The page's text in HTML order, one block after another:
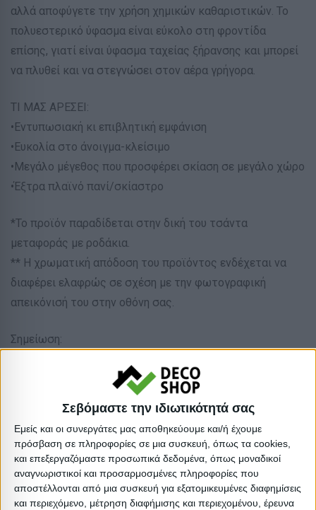
Σεβόμαστε την ιδιωτικότητά σας
Εμείς και οι συνεργάτες μας αποθηκεύουμε και/ή έχουμε
πρόσβαση σε πληροφορίες σε μια συσκευή, όπως τα cookies,
και επεξεργαζόμαστε προσωπικά δεδομένα, όπως μοναδικοί
αναγνωριστικοί και προσαρμοσμένες πληροφορίες που
αποστέλλονται από μια συσκευή για εξατομικευμένες διαφημίσεις
και περιεχόμενο, μέτρηση διαφήμισης και περιεχομένου, έρευνα
αλλά αποφύγετε την χρήση χημικών καθαριστικών. Το
πολυεστερικό ύφασμα είναι εύκολο στη φροντίδα
επίσης, γιατί είναι ύφασμα ταχείας ξήρανσης και μπορεί
να πλυθεί και να στεγνώσει στον αέρα γρήγορα.
ΤΙ ΜΑΣ ΑΡΕΣΕΙ:
•Εντυπωσιακή κι επιβλητική εμφάνιση
•Ευκολία στο άνοιγμα-κλείσιμο
•Μεγάλο μέγεθος που προσφέρει σκίαση σε μεγάλο χώρο
•Έξτρα πλαϊνό πανί/σκίαστρο
*Το προϊόν παραδίδεται στην δική του τσάντα
μεταφοράς με ροδάκια.
** Η χρωματική απόδοση του προϊόντος ενδέχεται να
διαφέρει ελαφρώς σε σχέση με την φωτογραφική
απεικόνισή του στην οθόνη σας.
Σημείωση:
άστατο καιρό πρέπει να βρίσκεται κλειστό. Δεν δέχεται
**Συνιστάται να ΜΗΝ χρησιμοποιείται ως μόνιμη
εγκατάσταση!
Απόχρωση: Λευκό